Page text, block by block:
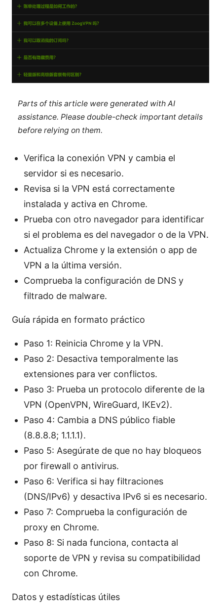
Parts of this article were generated with AI
assistance. Please double-check important details
before relying on them.
Verifica la conexión VPN y cambia el
servidor si es necesario.
Revisa si la VPN está correctamente
instalada y activa en Chrome.
Prueba con otro navegador para identificar
si el problema es del navegador o de la VPN.
Actualiza Chrome y la extensión o app de
VPN a la última versión.
Comprueba la configuración de DNS y
filtrado de malware.
Guía rápida en formato práctico
Paso 1: Reinicia Chrome y la VPN.
Paso 2: Desactiva temporalmente las
extensiones para ver conflictos.
Paso 3: Prueba un protocolo diferente de la
VPN (OpenVPN, WireGuard, IKEv2).
Paso 4: Cambia a DNS público fiable
(8.8.8.8; 1.1.1.1).
Paso 5: Asegúrate de que no hay bloqueos
por firewall o antivirus.
Paso 6: Verifica si hay filtraciones
(DNS/IPv6) y desactiva IPv6 si es necesario.
Paso 7: Comprueba la configuración de
proxy en Chrome.
Paso 8: Si nada funciona, contacta al
soporte de VPN y revisa su compatibilidad
con Chrome.
Datos y estadísticas útiles